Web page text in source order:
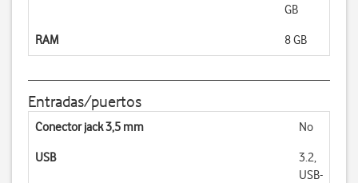
GB
RAM 8 GB
Entradas/puertos
Conector jack 3,5 mm No
USB
3.2,
USB-